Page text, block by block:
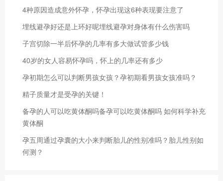
4种原因造成意外怀孕，怀孕出现这6种表现要注意了
埋线避孕好还是上环好呢埋线避孕对身体有什么伤害吗
子宫切除一半后怀孕的几率有多大做试管多少钱
40岁的女人容易怀孕吗，怀上的几率还有多少
孕初期怎么可以判断男孩女孩？孕初期看男孩女孩准吗？
精子质量才是受孕的关键！
备孕的人可以吃黄体酮吗备孕可以吃黄体酮吗 如何科学补充
黄体酮
孕五周通过孕囊的大小来判断胎儿的性别准吗？胎儿性别如
何测？